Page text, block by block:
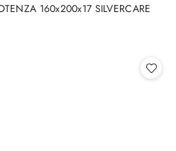
160x200x17 SILVERCARE